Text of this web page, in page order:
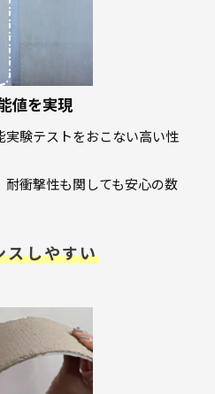
値を実現
験テストをおこない高い性
衝撃性も関しても安心の数
スしやすい